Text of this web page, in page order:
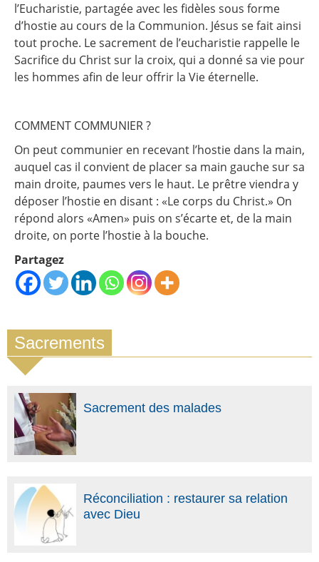
l’Eucharistie, partagée avec les fidèles sous forme
d’hostie au cours de la Communion. Jésus se fait ainsi
tout proche. Le sacrement de l’eucharistie rappelle le
Sacrifice du Christ sur la croix, qui a donné sa vie pour
les hommes afin de leur offrir la Vie éternelle.
COMMENT COMMUNIER ?
On peut communier en recevant l’hostie dans la main,
auquel cas il convient de placer sa main gauche sur sa
main droite, paumes vers le haut. Le prêtre viendra y
déposer l’hostie en disant : «Le corps du Christ.» On
répond alors «Amen» puis on s’écarte et, de la main
droite, on porte l’hostie à la bouche.
Partagez
Sacrements
Sacrement des malades
Réconciliation : restaurer sa relation
avec Dieu